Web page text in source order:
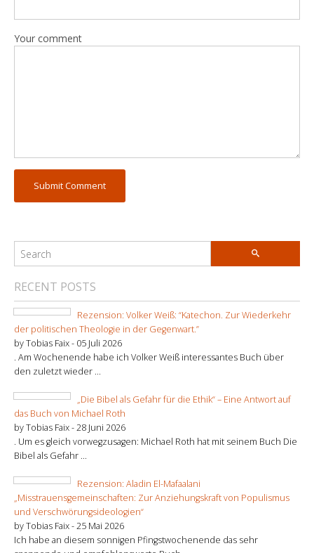
Your comment
RECENT POSTS
Rezension: Volker Weiß: “Katechon. Zur Wiederkehr
der politischen Theologie in der Gegenwart.”
by Tobias Faix - 05 Juli 2026
. Am Wochenende habe ich Volker Weiß interessantes Buch über
den zuletzt wieder ...
„Die Bibel als Gefahr für die Ethik“ – Eine Antwort auf
das Buch von Michael Roth
by Tobias Faix -28 Juni 2026
. Um es gleich vorwegzusagen: Michael Roth hat mit seinem Buch Die
Bibel als Gefahr ...
Rezension: Aladin El-Mafaalani
„Misstrauensgemeinschaften: Zur Anziehungskraft von Populismus
und Verschwörungsideologien“
by Tobias Faix -25 Mai 2026
Ich habe an diesem sonnigen Pfingstwochenende das sehr